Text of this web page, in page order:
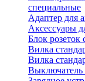
специальные
Адаптер для
Аксессуары
Блок розеток
Вилка
Вилка